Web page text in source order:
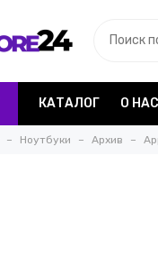
КАТАЛОГ О НАС
Ноутбуки Архив